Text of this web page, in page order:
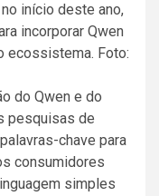
início deste ano,
incorporar Qwen
ecossistema. Foto:
do Qwen e do
pesquisas de
chave para
consumidores
simples